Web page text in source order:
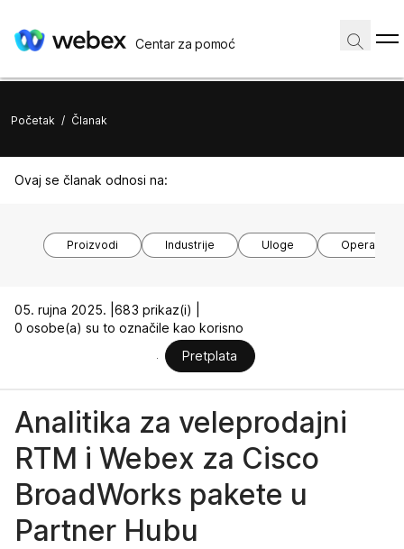
Centar za pomoć
Početak / Članak
Ovaj se članak odnosi na:
Proizvodi Industrije Uloge
05. rujna 2025. | 683 prikaz(i) |
0 osobe(a) su to označile kao korisno
Pretplata
Analitika za veleprodajni
RTM i Webex za Cisco
BroadWorks pakete u
Partner Hubu